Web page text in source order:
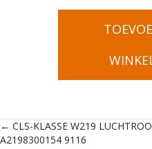
Posts
← CLS-KLASSE W219
A2198300154 9116